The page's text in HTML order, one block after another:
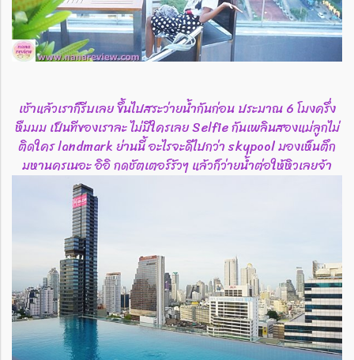
เช้าแล้วเราก็รีบเลย ขึ้นไปสระว่ายน้ำกันก่อน ประมาณ 6 โมงครึ่ง
หืมมม เป็นทีของเราละ ไม่มีใครเลย Selfie กันเพลินสองแม่ลูกไม่
ติดใคร landmark ย่านนี้ อะไรจะดีไปกว่า skypool มองเห็นตึก
มหานครเนอะ อิอิ กดชัตเตอร์รัวๆ แล้วก็ว่ายน้ำต่อให้หิวเลยจ้า